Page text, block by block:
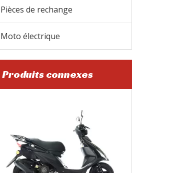
Pièces de rechange
Moto électrique
Produits connexes
SL100-S9